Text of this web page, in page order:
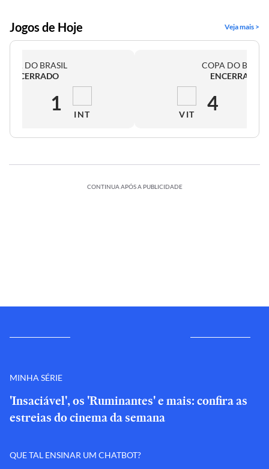
Jogos de Hoje Veja mais >
DO BRASIL
ENCERRADO
1 INT
COPA DO
ENCERRADO
VIT 4
CONTINUA APÓS A PUBLICIDADE
MINHA SÉRIE
'Insaciável', os 'Ruminantes' e mais: confira as
estreias do cinema da semana
QUE TAL ENSINAR UM CHATBOT?